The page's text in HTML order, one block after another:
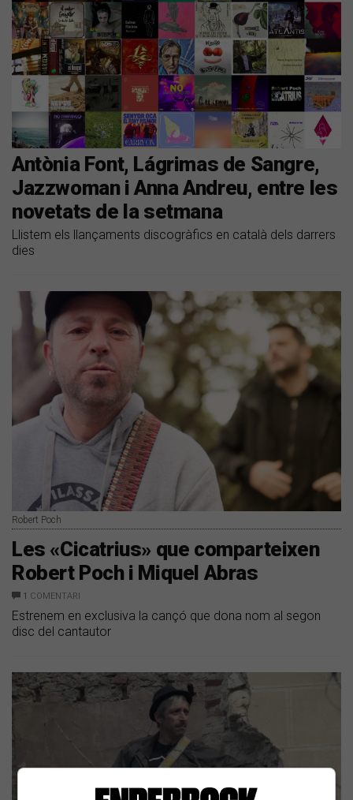
Antònia Font, Lágrimas de Sangre,
Jazzwoman i Anna Andreu, entre les
novetats de la setmana
Llistem els llançaments discogràfics en català dels darrers
dies
Robert Poch
Les «Cicatrius» que comparteixen
Robert Poch i Miquel Abras
1 COMENTARI
Estrenem en exclusiva la cançó que dona nom al segon
disc del cantautor